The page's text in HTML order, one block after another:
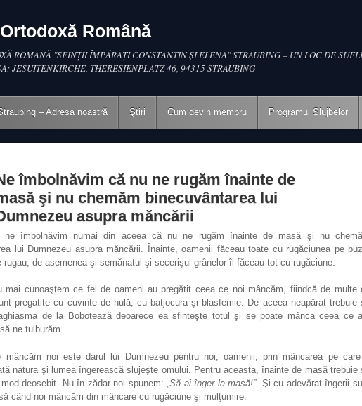
Română
ROMÂNĂ "SFINŢII ÎMPĂRAŢI CONSTANTIN ŞI ELENA" STRAUBING – UN LOC DE
JESUITENKIRCHE, THERESIENPLATZ 46, 94315 STRAUBING
– Adresa noastră Ştiri Cum devin membru Programul Slujbelor
îmbolnăvim că nu ne rugăm înainte de
şi nu chemăm binecuvântarea lui
asupra măncării
îmbolnăvim numai din aceea că nu ne rugăm înainte de masă şi nu
lui Dumnezeu asupra măncării. Înainte, oamenii făceau toate cu rugăciunea pe
rugau, de asemenea şi semănatul şi secerişul grânelor îl făceau tot cu rugăciune.
mai cunoaştem ce fel de oameni au pregătit ceea ce noi mâncăm, fiindcă de multe
pregatite cu cuvinte de hulă, cu batjocura şi blasfemie. De aceea neapărat trebuie
de la Bobotează deoarece ea sfinteşte totul şi se poate mânca ceea ce
ne tulburăm.
mâncăm noi este darul lui Dumnezeu pentru noi, oamenii; prin mâncarea pe
natura şi lumea îngerească slujeşte omului. Pentru aceasta, înainte de masă trebuie
deosebit. Nu în zădar noi spunem: „Să ai înger la masă!”. Şi cu adevărat îngerii
când noi mâncăm din mâncare cu rugăciune şi mulţumire.